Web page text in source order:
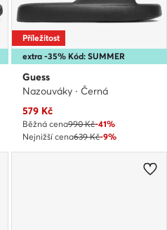
extra -35% Kód: SUMMER
Příležitost
Guess
Nazouváky · Černá
Aktuální cena
579 Kč
Běžná cena990 Kč-41%
Nejnižší cena639 Kč-9%